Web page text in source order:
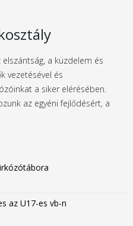
elszántság, a küzdelem és
vezetésével és
a siker elérésében.
az egyéni fejlődésért, a
az U17-es vb-n